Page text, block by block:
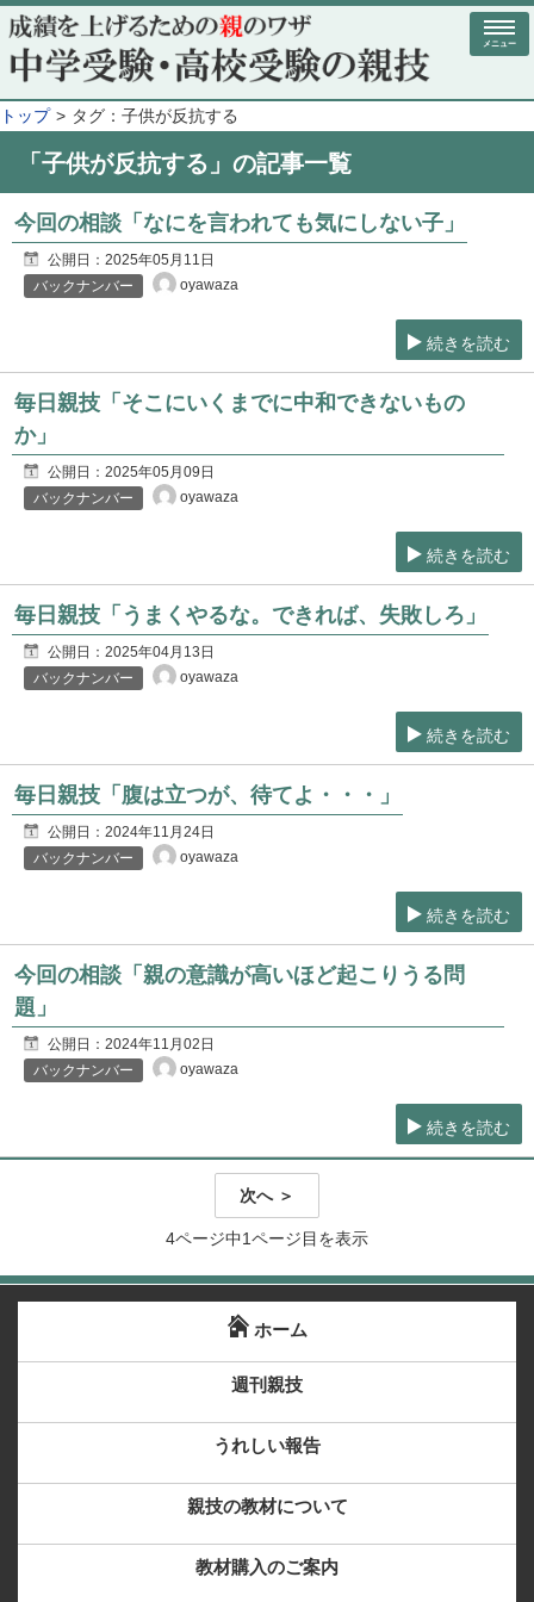
メニュー
トップ タグ：子供が反抗する
「子供が反抗する」の記事一覧
今回の相談「なにを言われても気にしない子」
公開日： 2025年05月11日
バックナンバー
oyawaza
続きを読む
毎日親技「そこにいくまでに中和できないもの
か」
公開日： 2025年05月09日
バックナンバー
oyawaza
続きを読む
毎日親技「うまくやるな。できれば、失敗しろ」
公開日： 2025年04月13日
バックナンバー
oyawaza
続きを読む
毎日親技「腹は立つが、待てよ・・・」
公開日： 2024年11月24日
バックナンバー
oyawaza
続きを読む
今回の相談「親の意識が高いほど起こりうる問
題」
公開日： 2024年11月02日
バックナンバー
oyawaza
続きを読む
次へ ＞
4ページ中1ページ目を表示
ホーム
週刊親技
うれしい報告
親技の教材について
教材購入のご案内